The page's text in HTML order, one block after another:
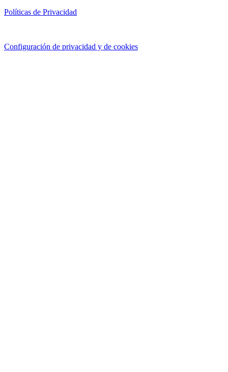
Políticas de Privacidad
Configuración de privacidad y de cookies